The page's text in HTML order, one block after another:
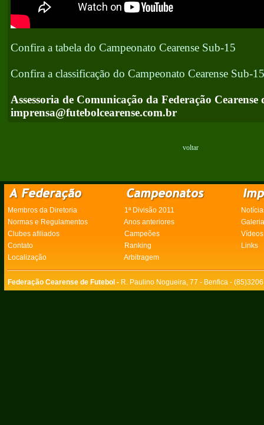
Confira a tabela do Campeonato Cearense Sub-15
Confira a classificação do Campeonato Cearense Sub-15
Assessoria de Comunicação da Federação Cearense
imprensa@futebolcearense.com.br
voltar
Membros da Diretoria 1ª Divisão 2011
Normas e Regulamentos
Anos anteriores
Clubes afiliados
Campeões
Vídeos
Contato
Ranking
Links
Localização
Arbitragem
Federação Cearense de Futebol - R. Paulino Nogueira, 77 - Benfica -